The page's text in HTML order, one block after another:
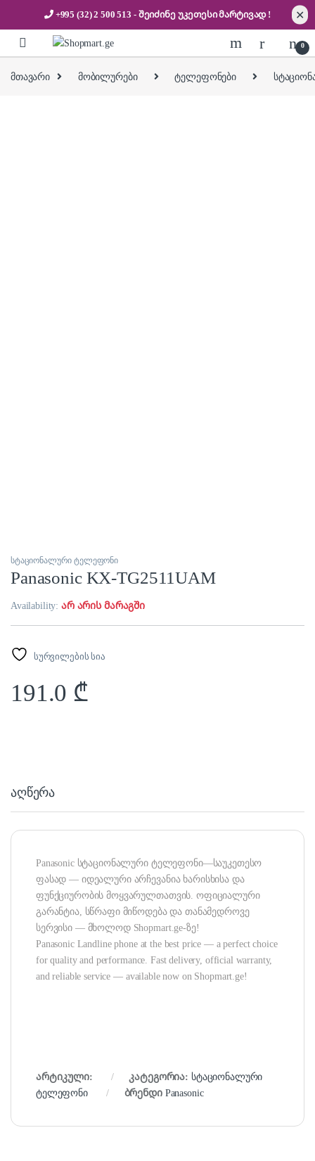
+995 (32) 2 500 513 - შეიძინე უკეთესიმარტივად ! ✕
Skip to navigation
Skip to content
0
მთავარი მობილურები ტელეფონები
სტაციონალური ტელეფონი
Panasonic KX-TG2511UAM
Availability:არ არის მარაგში
სურვილების სია
191.0 ₾
აღწერა
Panasonic სტაციონალური ტელეფონი—საუკეთესო
ფასად — იდეალური არჩევანია ხარისხისა და
ფუნქციურობის მოყვარულთათვის. ოფიციალური
გარანტია, სწრაფი მიწოდება და თანამედროვე
სერვისი — მხოლოდ Shopmart.ge-ზე!
Panasonic Landline phone at the best price — a perfect choice
for quality and performance. Fast delivery, official warranty,
and reliable service — available now on Shopmart.ge!
არტიკული: კატეგორია: სტაციონალური
ტელეფონი
ბრენდი Panasonic